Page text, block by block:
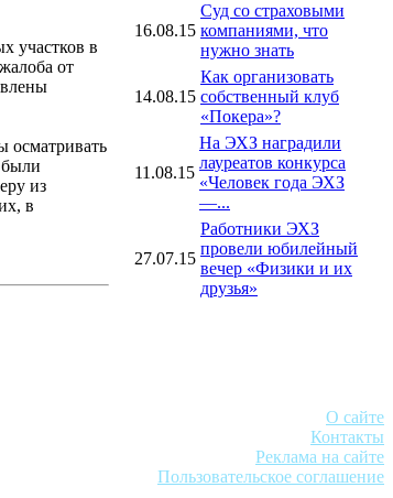
участков в
от
осматривать
были
из
в
16.08.15
Суд со страховыми
компаниями, что
нужно знать
14.08.15
Как организовать
собственный клуб
«Покера»?
11.08.15
На ЭХЗ наградили
лауреатов конкурса
«Человек года ЭХЗ
—...
27.07.15
Работники ЭХЗ
провели юбилейный
вечер «Физики и их
друзья»
О сайте
Контакты
Реклама на сайте
Пользовательское соглашение